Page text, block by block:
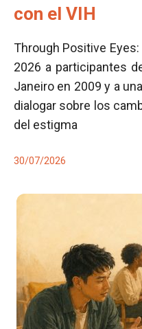
con el VIH
Through Positive
2026 a participantes
Janeiro en 2009 y a
dialogar sobre los
del estigma
30/07/2026